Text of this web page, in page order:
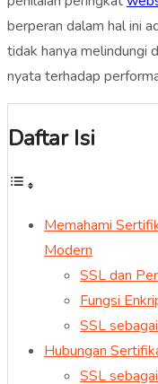
berperan dalam hal ini
tidak hanya melindungi
nyata terhadap
Daftar Isi
Memahami
Modern
SSL dan
Fungsi
SSL
Hubungan
SSL